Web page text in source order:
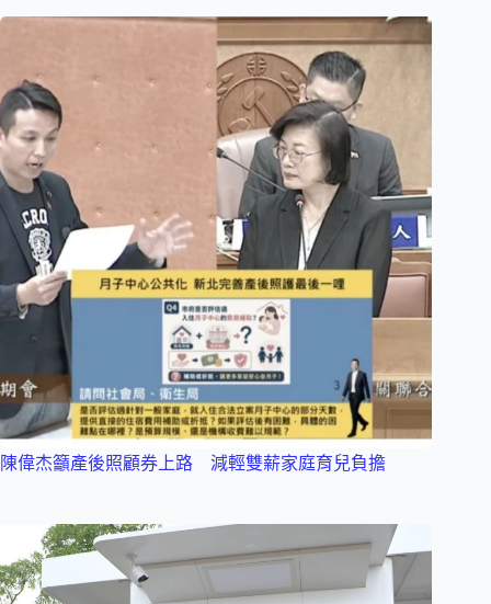
陳偉杰籲產後照顧券上路 減輕雙薪家庭育兒負擔